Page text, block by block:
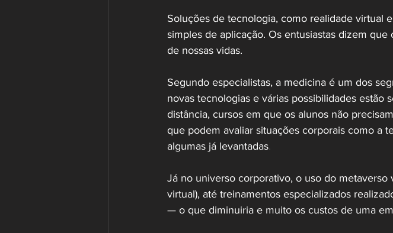
Soluções de tecnologia, como realidade virtual
simples de aplicação. Os entusiastas dizem que
de nossas vidas.
Segundo especialistas, a medicina é um dos
novas tecnologias e várias possibilidades estão
distância, cursos em que os alunos não
que podem avaliar situações corporais como a
algumas já levantadas.
Já no universo corporativo, o uso do metaverso
virtual), até treinamentos especializados
— o que diminuiria e muito os custos de uma